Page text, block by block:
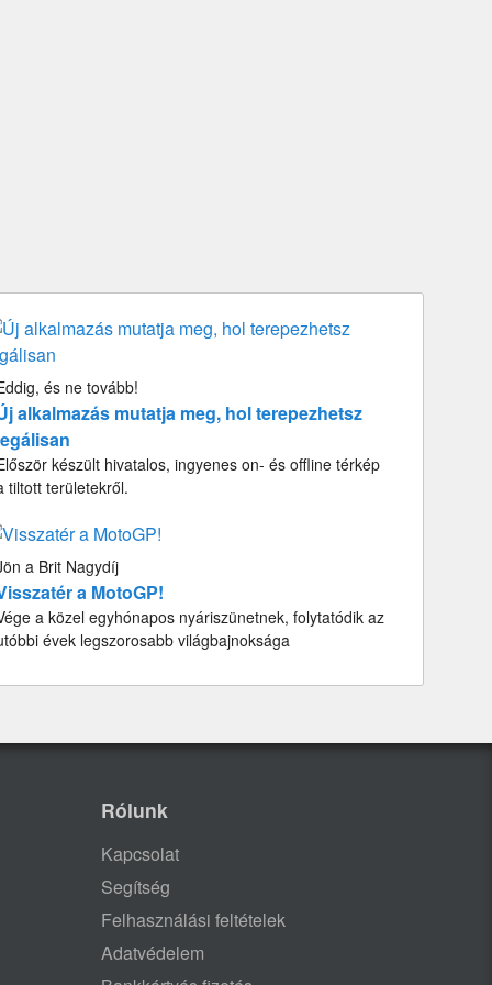
és ne tovább!
alkalmazás mutatja meg, hol terepezhetsz
készült hivatalos, ingyenes on- és offline térkép
tiltott területekről.
a Brit Nagydíj
a MotoGP!
a közel egyhónapos nyáriszünetnek, folytatódik az
évek legszorosabb világbajnoksága
Rólunk
Kapcsolat
Segítség
Felhasználási feltételek
Adatvédelem